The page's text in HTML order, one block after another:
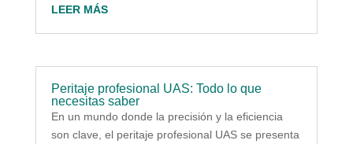
LEER MÁS
Peritaje profesional UAS: Todo lo que
necesitas saber
En un mundo donde la precisión y la eficiencia
son clave, el peritaje profesional UAS se presenta